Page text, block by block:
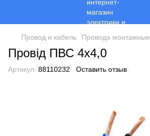
Провод и кабель Провода монтажные
Провід ПВС 4х4,0
Артикул: 88110232 Оставить отзыв